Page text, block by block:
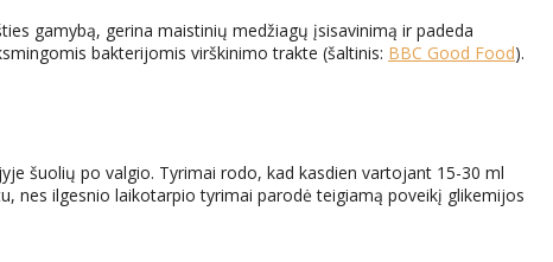
gamybą, gerina maistinių medžiagų įsisavinimą ir padeda
bakterijomis virškinimo trakte (šaltinis: BBC Good Food).
šuolių po valgio. Tyrimai rodo, kad kasdien vartojant 15-30 ml
nes ilgesnio laikotarpio tyrimai parodė teigiamą poveikį glikemijos